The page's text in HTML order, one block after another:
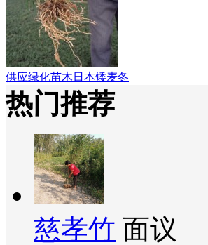
供应绿化苗木日本矮麦冬
热门推荐
慈孝竹 面议